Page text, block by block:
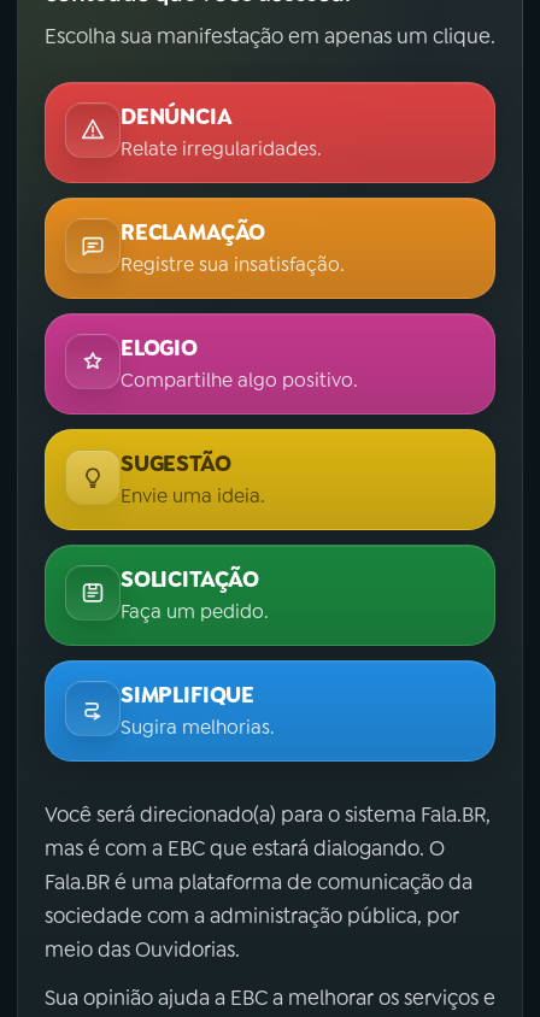
Escolha sua manifestação em apenas um clique.
DENÚNCIA
Relate irregularidades.
RECLAMAÇÃO
Registre sua insatisfação.
ELOGIO
Compartilhe algo positivo.
SUGESTÃO
Envie uma ideia.
SOLICITAÇÃO
Faça um pedido.
SIMPLIFIQUE
Sugira melhorias.
Você será direcionado(a) para o sistema Fala.BR,
mas é com a EBC que estará dialogando. O
Fala.BR é uma plataforma de comunicação da
sociedade com a administração pública, por
meio das Ouvidorias.
Sua opinião ajuda a EBC a melhorar os serviços e